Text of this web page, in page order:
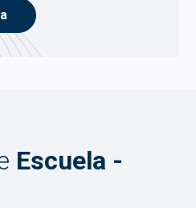
Escuela -